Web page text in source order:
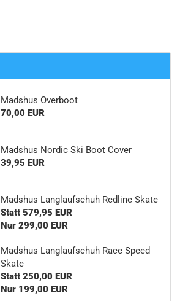
Madshus Overboot
70,00 EUR
Madshus Nordic Ski Boot Cover
39,95 EUR
Madshus Langlaufschuh Redline Skate
Statt 579,95 EUR
Nur 299,00 EUR
Madshus Langlaufschuh Race Speed
Skate
Statt 250,00 EUR
Nur 199,00 EUR